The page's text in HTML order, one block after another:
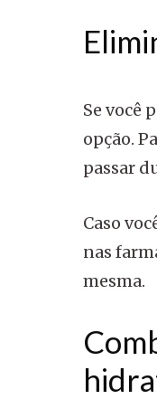
Se você
opção.
passar
Caso
nas
mesma.